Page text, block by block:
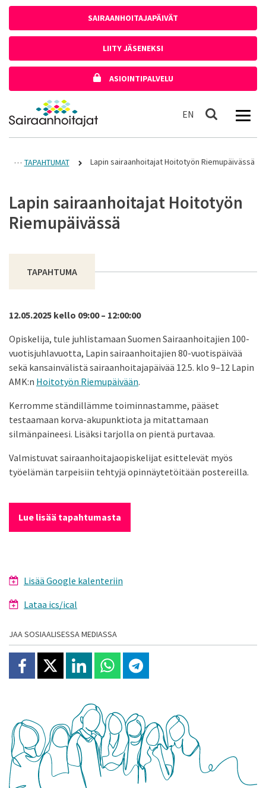
SAIRAANHOITAJAPÄIVÄT
LIITY JÄSENEKSI
ASIOINTIPALVELU
Etusivulle
EN In English
Haku
TAPAHTUMAT Lapin sairaanhoitajat Hoitotyön Riemupäivässä
Lapin sairaanhoitajat Hoitotyön
Riemupäivässä
TAPAHTUMA
12.05.2025 kello 09:00 – 12:00:00
Opiskelija, tule juhlistamaan Suomen Sairaanhoitajien 100-
vuotisjuhlavuotta, Lapin sairaanhoitajien 80-vuotispäivää
sekä kansainvälistä sairaanhoitajapäivää 12.5. klo 9–12 Lapin
AMK:n Hoitotyön Riemupäivään.
Kerromme ständillämme toiminnastamme, pääset
testaamaan korva-akupunktiota ja mitattamaan
silmänpaineesi. Lisäksi tarjolla on pientä purtavaa.
Valmistuvat sairaanhoitajaopiskelijat esittelevät myös
työelämän tarpeisiin tehtyjä opinnäytetöitään postereilla.
Lue lisää tapahtumasta
Lisää Google kalenteriin
Lataa ics/ical
JAA SOSIAALISESSA MEDIASSA
Jaa Facebookissa
Jaa X:ssäJaa Linkedinissä
Jaa Whatsappissa
Jaa Telegramissa